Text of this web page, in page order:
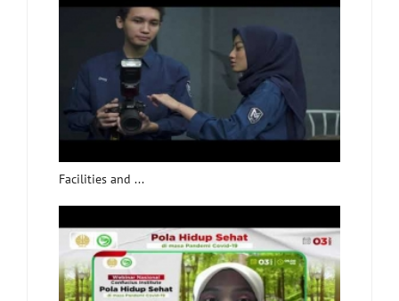
Facilities and ...